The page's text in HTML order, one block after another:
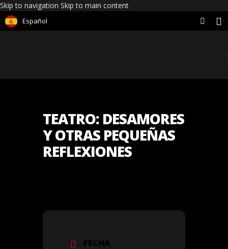
Skip to navigation Skip to main content
Español
TEATRO: DESAMORES
Y OTRAS PEQUEÑAS
REFLEXIONES
FECHA